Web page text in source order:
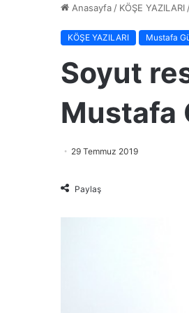
Anasayfa / KÖŞE YAZILARI
KÖŞE YAZILARI Mustafa
Soyut
Mustafa
29 Temmuz 2019
Paylaş